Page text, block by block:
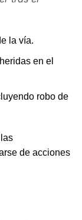
la vía.
en el
robo de
de acciones